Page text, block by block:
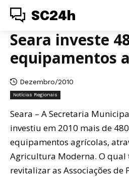
SC24h
Seara investe
equipamentos
Dezembro/2010
Notícias Regionais
Seara – A Secretaria
investiu em 2010 mais de
equipamentos agrícolas,
Agricultura Moderna. O qual
revitalizar as Associações de